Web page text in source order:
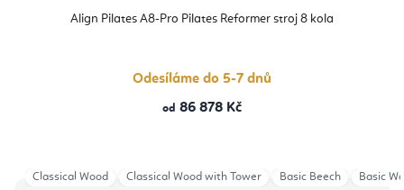
Align Pilates A8-Pro Pilates Reformer stroj 8 kola
Odesíláme do 5-7 dnů
od 86 878 Kč
Classical Wood Classical Wood with Tower Basic Beech Basic